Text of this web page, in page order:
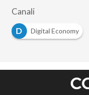
Canali
D
Digital Economy